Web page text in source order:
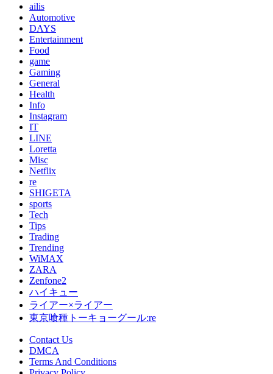
ailis
Automotive
DAYS
Entertainment
Food
game
Gaming
General
Health
Info
Instagram
IT
LINE
Loretta
Misc
Netflix
re
SHIGETA
sports
Tech
Tips
Trading
Trending
WiMAX
ZARA
Zenfone2
ハイキュー
ライアー×ライアー
東京喰種トーキョーグール:re
Contact Us
DMCA
Terms And Conditions